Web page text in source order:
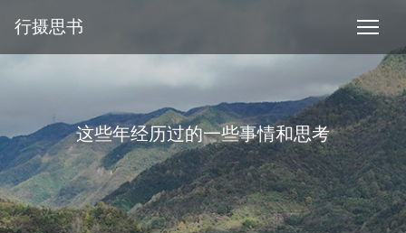
行摄思书
这些年经历过的一些事情和思考